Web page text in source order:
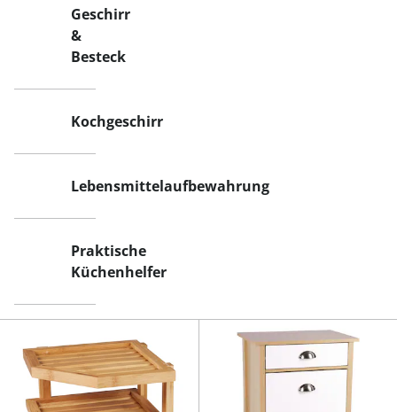
Geschirr
&
Besteck
Kochgeschirr
Lebensmittelaufbewahrung
Praktische
Küchenhelfer